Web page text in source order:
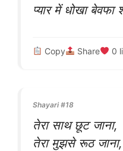
प्यार में धोखा बेवफा
Copy Share 0
Shayari #18
तेरा साथ छूट जाना,
तेरा मुझसे रूठ जाना,